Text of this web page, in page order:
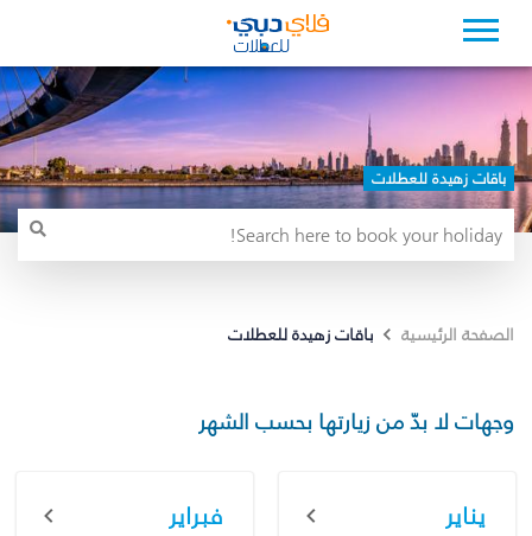
باقات زهيدة للعطلات
الصفحة الرئيسية باقات زهيدة للعطلات
وجهات لا بدّ من زيارتها بحسب الشهر
يناير فبراير